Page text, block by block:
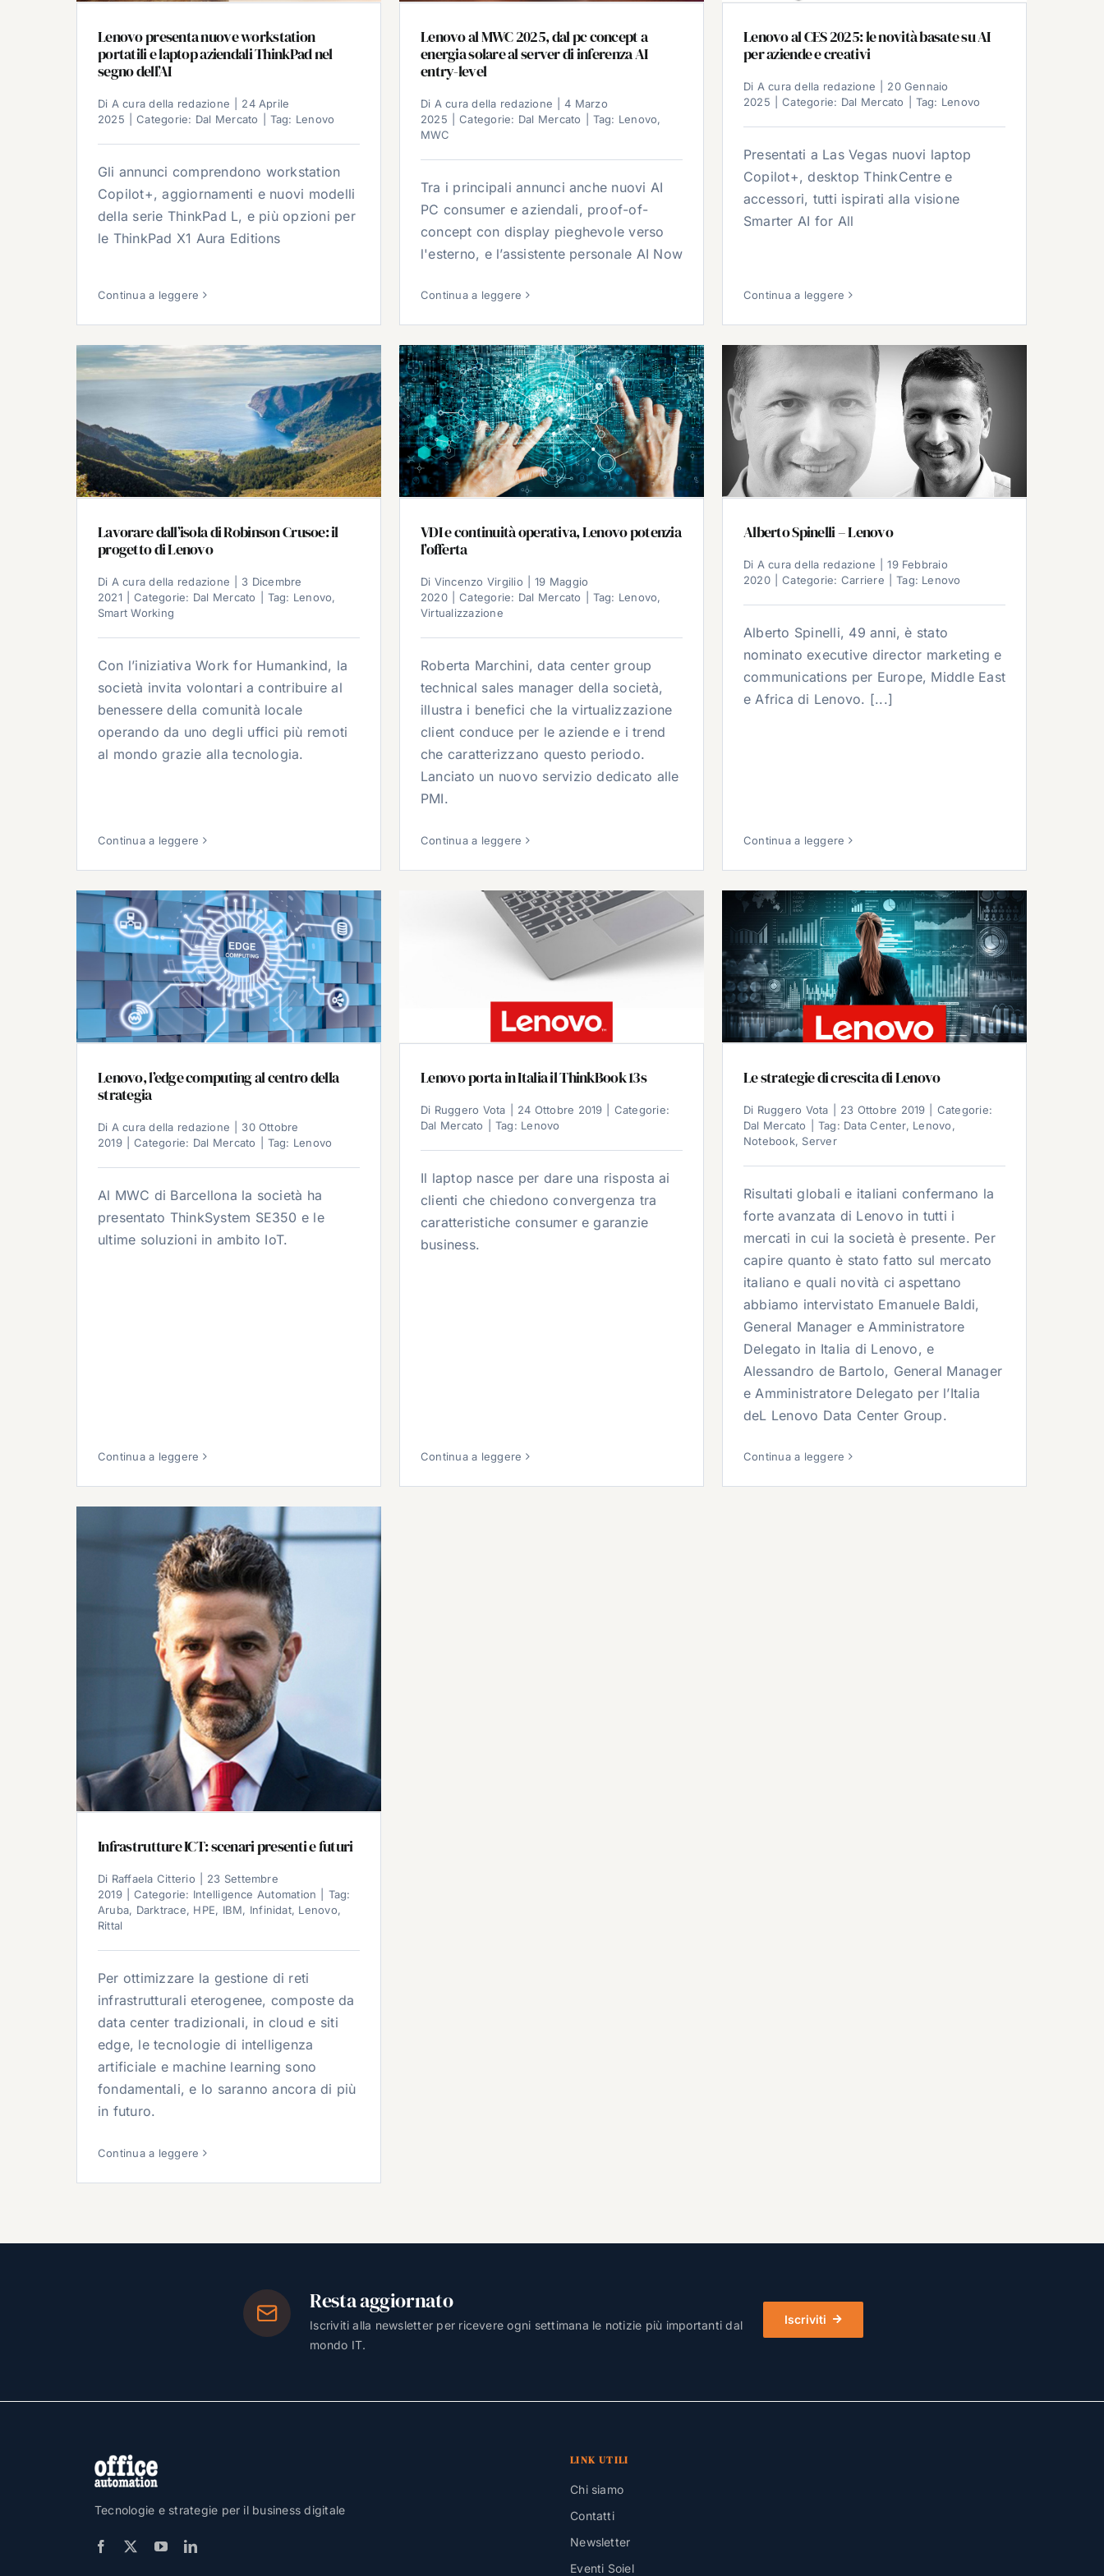
Lenovo presenta nuove workstation
portatili e laptop aziendali ThinkPad nel
segno dell’AI
Di A cura della redazione
24 Aprile
2025
Categorie: Dal Mercato Tag: Lenovo
Gli annunci comprendono workstation
Copilot+, aggiornamenti e nuovi modelli
della serie ThinkPad L, e più opzioni per
le ThinkPad X1 Aura Editions
Continua a leggere
Lenovo al MWC 2025, dal pc concept a
energia solare al server di inferenza AI
entry-level
Di A cura della redazione
4 Marzo
2025
Categorie: Dal Mercato Tag: Lenovo,
MWC
Tra i principali annunci anche nuovi AI
PC consumer e aziendali, proof-of-
concept con display pieghevole verso
l'esterno, e l’assistente personale AI Now
Continua a leggere
Lenovo al CES 2025: le novità basate su AI
per aziende e creativi
Di A cura della redazione
20 Gennaio
2025
Categorie: Dal Mercato Tag: Lenovo
Presentati a Las Vegas nuovi laptop
Copilot+, desktop ThinkCentre e
accessori, tutti ispirati alla visione
Smarter AI for All
Continua a leggere
Lavorare dall’isola di Robinson Crusoe: il
progetto di Lenovo
Di A cura della redazione
3 Dicembre
2021
Categorie: Dal Mercato Tag: Lenovo,
Smart Working
Con l’iniziativa Work for Humankind, la
società invita volontari a contribuire al
benessere della comunità locale
operando da uno degli uffici più remoti
al mondo grazie alla tecnologia.
Continua a leggere
VDI e continuità operativa, Lenovo potenzia
l’offerta
Di Vincenzo Virgilio
19 Maggio
2020
Categorie: Dal Mercato Tag: Lenovo,
Virtualizzazione
Roberta Marchini, data center group
technical sales manager della società,
illustra i benefici che la virtualizzazione
client conduce per le aziende e i trend
che caratterizzano questo periodo.
Lanciato un nuovo servizio dedicato alle
PMI.
Continua a leggere
Alberto Spinelli – Lenovo
Di A cura della redazione
19 Febbraio
2020
Categorie: Carriere Tag: Lenovo
Alberto Spinelli, 49 anni, è stato
nominato executive director marketing e
communications per Europe, Middle East
e Africa di Lenovo. [...]
Continua a leggere
Lenovo, l’edge computing al centro della
strategia
Di A cura della redazione
30 Ottobre
2019
Categorie: Dal Mercato Tag: Lenovo
Al MWC di Barcellona la società ha
presentato ThinkSystem SE350 e le
ultime soluzioni in ambito IoT.
Continua a leggere
Lenovo porta in Italia il ThinkBook 13s
Di Ruggero Vota 24 Ottobre 2019
Categorie:
Dal Mercato
Tag: Lenovo
Il laptop nasce per dare una risposta ai
clienti che chiedono convergenza tra
caratteristiche consumer e garanzie
business.
Continua a leggere
Le strategie di crescita di Lenovo
Di Ruggero Vota 23 Ottobre 2019
Categorie:
Dal Mercato
Tag: Data Center, Lenovo,
Notebook, Server
Risultati globali e italiani confermano la
forte avanzata di Lenovo in tutti i
mercati in cui la società è presente. Per
capire quanto è stato fatto sul mercato
italiano e quali novità ci aspettano
abbiamo intervistato Emanuele Baldi,
General Manager e Amministratore
Delegato in Italia di Lenovo, e
Alessandro de Bartolo, General Manager
e Amministratore Delegato per l’Italia
deL Lenovo Data Center Group.
Continua a leggere
Infrastrutture ICT: scenari presenti e futuri
Di Raffaela Citterio
23 Settembre
2019
Categorie: Intelligence Automation
Tag:
Aruba, Darktrace, HPE, IBM, Infinidat, Lenovo,
Rittal
Per ottimizzare la gestione di reti
infrastrutturali eterogenee, composte da
data center tradizionali, in cloud e siti
edge, le tecnologie di intelligenza
artificiale e machine learning sono
fondamentali, e lo saranno ancora di più
in futuro.
Continua a leggere
Resta aggiornato
Iscriviti alla newsletter per ricevere ogni settimana le notizie più importanti dal
mondo IT.
Iscriviti
Tecnologie e strategie per il business digitale
LINK UTILI
Chi siamo
Contatti
Newsletter
Eventi Soiel